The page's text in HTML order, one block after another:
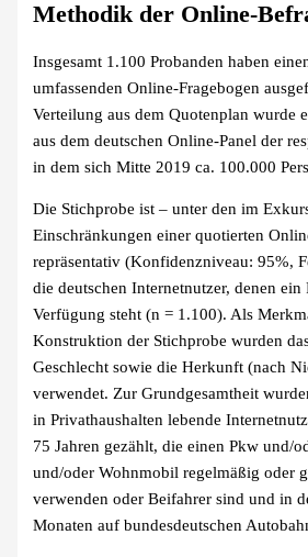
Methodik der Online-
Insgesamt 1.100 Probanden haben
umfassenden Online-Fragebogen
Verteilung aus dem Quotenplan wurde
aus dem deutschen Online-Panel der
in dem sich Mitte 2019 ca. 100.000
Die Stichprobe ist – unter den im
Einschränkungen einer quotierten
repräsentativ (Konfidenzniveau: 95%,
die deutschen Internetnutzer, denen
Verfügung steht (n = 1.100). Als
Konstruktion der Stichprobe wurden
Geschlecht sowie die Herkunft (nach
verwendet. Zur Grundgesamtheit
in Privathaushalten lebende
75 Jahren gezählt, die einen Pkw und/
und/oder Wohnmobil regelmäßig oder
verwenden oder Beifahrer sind und in
Monaten auf bundesdeutschen